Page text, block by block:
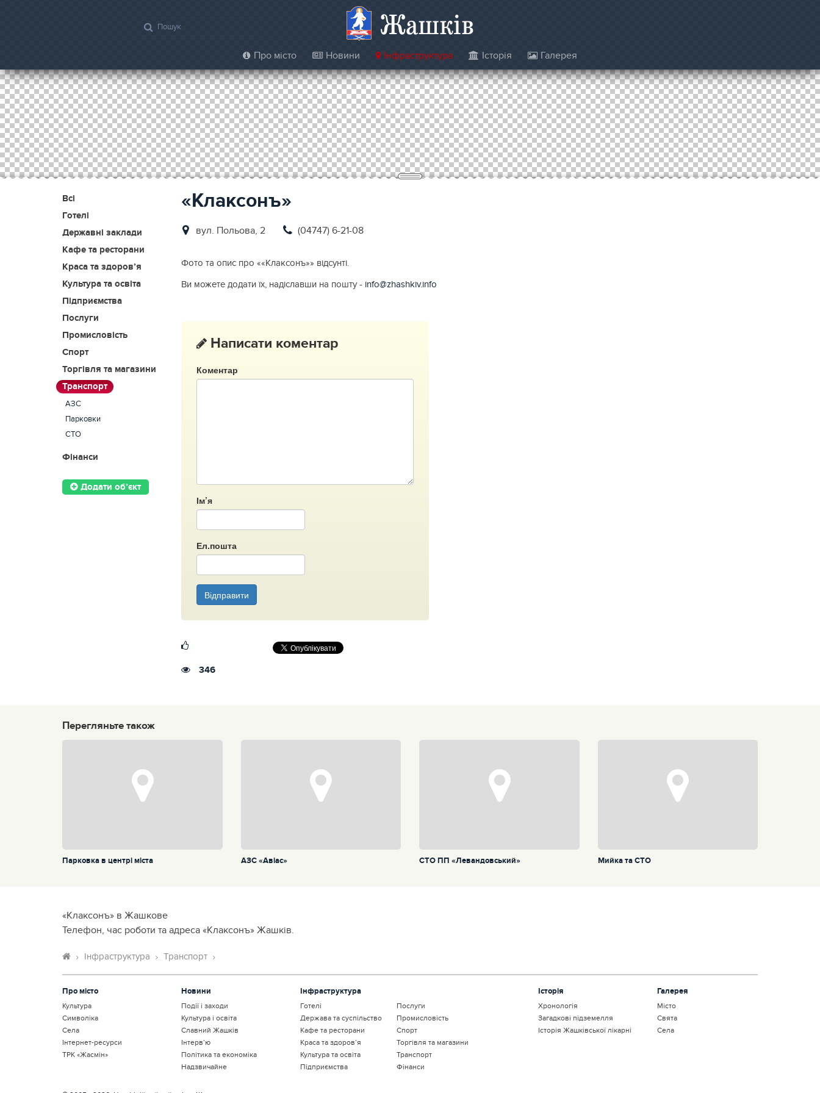
Жашків
Про місто Новини Інфраструктура Історія Галерея
Всі
Готелі
Державні заклади
Кафе та ресторани
Краса та здоров’я
Культура та освіта
Підприємства
Послуги
Промисловість
Спорт
Торгівля та магазини
Транспорт
АЗС
Парковки
СТО
Фінанси
Додати об’єкт
«Клаксонъ»
вул. Польoва, 2 (04747) 6-21-08
Фото та опис про ««Клаксонъ»» відсунті.
Ви можете додати їх, надіславши на пошту - info@zhashkiv.info
Написати коментар
Коментар
Ім’я
Ел.пошта
Відправити
346
Перегляньте також
Парковка в центрі міста АЗС «Авiас» СТО ПП «Левандовський» Мийка та СТО
«Клаксонъ» в Жашкове
Телефон, час роботи та адреса «Клаксонъ» Жашків.
Інфраструктура Транспорт
Про місто
Культура
Символіка
Села
Інтернет-ресурси
ТРК «Жасмін»
Новини
Події і заходи
Культура і освіта
Славний Жашків
Інтерв’ю
Політика та економіка
Надзвичайне
Інфраструктура
Готелі
Держава та суспільство
Кафе та ресторани
Краса та здоров’я
Культура та освіта
Підприємства
Послуги
Промисловість
Спорт
Торгівля та магазини
Транспорт
Фінанси
Історія
Хронологія
Загадкові підземелля
Історія Жашківської лікарні
Галерея
Місто
Свята
Села